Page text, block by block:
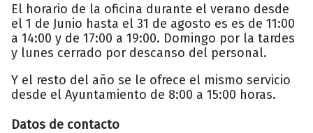
El horario de la oficina durante el verano desde
el 1 de Junio hasta el 31 de agosto es es de 11:00
a 14:00 y de 17:00 a 19:00. Domingo por la tardes
y lunes cerrado por descanso del personal.
Y el resto del año se le ofrece el mismo servicio
desde el Ayuntamiento de 8:00 a 15:00 horas.
Datos de contacto